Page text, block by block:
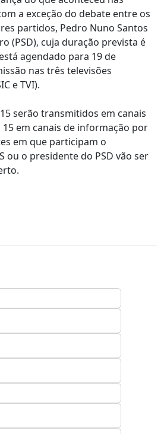
a exceção do debate entre os
partidos, Pedro Nuno Santos
(PSD), cuja duração prevista é
agendado para 19 de
nas três televisões
e TVI).
serão transmitidos em canais
em canais de informação por
em que participam o
ou o presidente do PSD vão ser